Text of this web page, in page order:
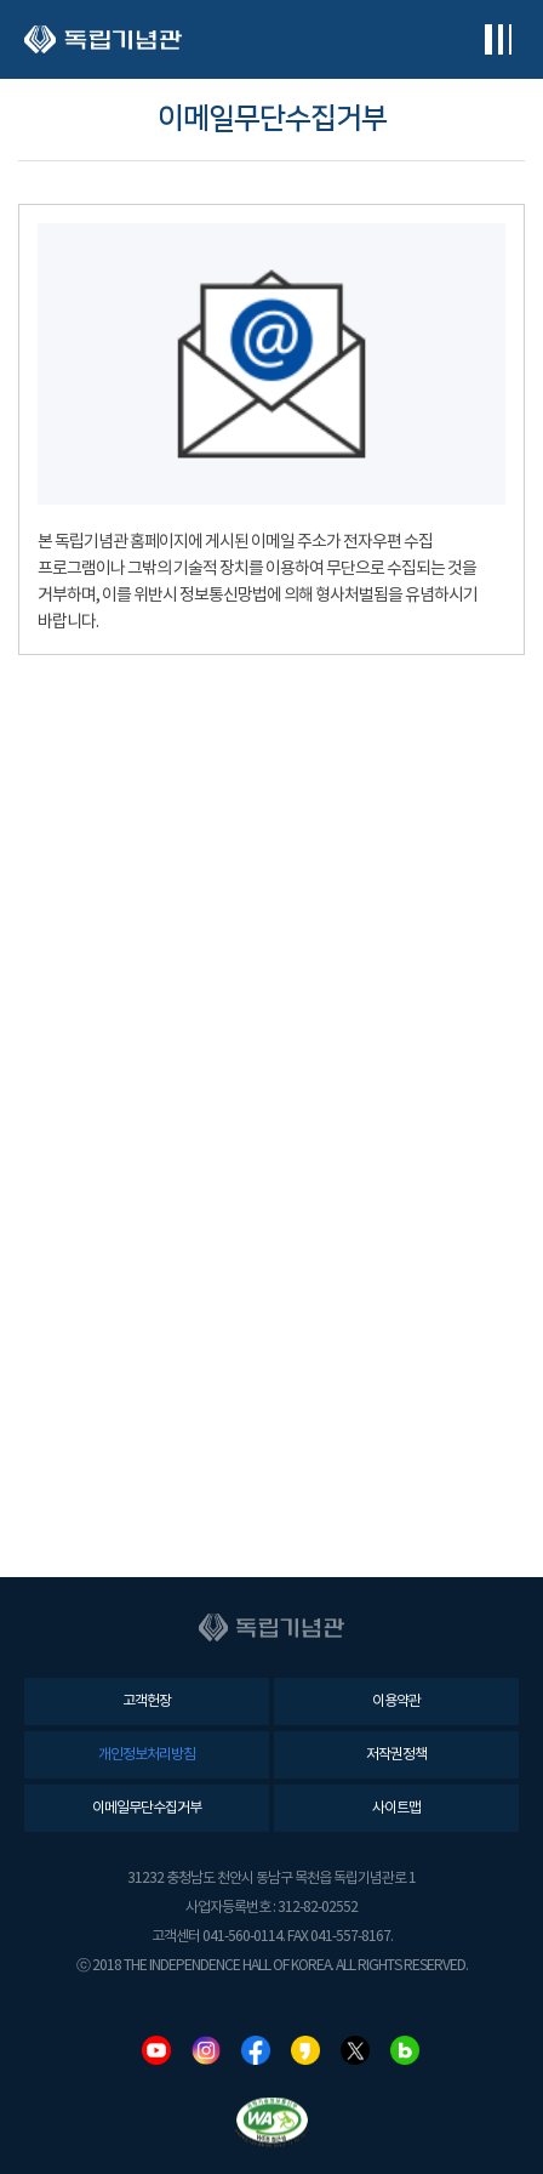
이메일무단수집거부
본 독립기념관 홈페이지에 게시된 이메일 주소가 전자우편 수집
프로그램이나 그밖의 기술적 장치를 이용하여 무단으로 수집되는 것을
거부하며, 이를 위반시 정보통신망법에 의해 형사처벌됨을 유념하시기
바랍니다.
고객헌장 이용약관
개인정보처리방침 저작권정책
이메일무단수집거부 사이트맵
31232 충청남도 천안시 동남구 목천읍 독립기념관로 1
사업자등록번호 : 312-82-02552
고객센터 041-560-0114. FAX 041-557-8167.
ⓒ 2018 THE INDEPENDENCE HALL OF KOREA. ALL RIGHTS RESERVED.